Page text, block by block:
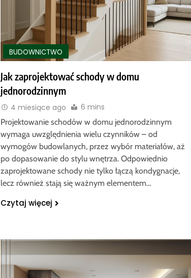
BUDOWNICTWO
Jak zaprojektować schody w domu
jednorodzinnym
4 miesiące ago 6 mins
Projektowanie schodów w domu jednorodzinnym
wymaga uwzględnienia wielu czynników – od
wymogów budowlanych, przez wybór materiałów, aż
po dopasowanie do stylu wnętrza. Odpowiednio
zaprojektowane schody nie tylko łączą kondygnacje,
lecz również stają się ważnym elementem…
Czytaj więcej